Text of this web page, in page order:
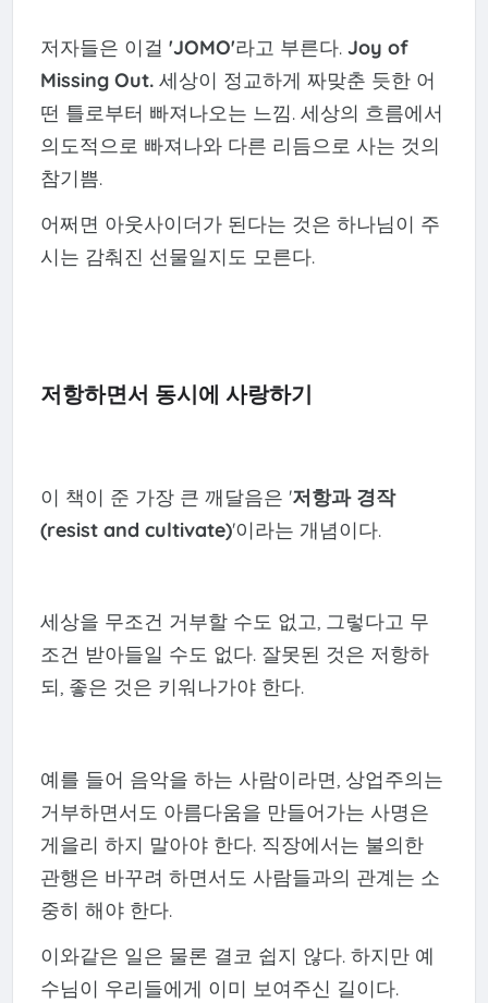
저자들은 이걸 'JOMO'라고 부른다. Joy of
Missing Out.세상이 정교하게 짜맞춘 듯한 어
떤 틀로부터 빠져나오는 느낌. 세상의 흐름에서
의도적으로 빠져나와 다른 리듬으로 사는 것의
참기쁨.
어쩌면 아웃사이더가 된다는 것은 하나님이 주
시는 감춰진 선물일지도 모른다.
저항하면서 동시에 사랑하기
이 책이 준 가장 큰 깨달음은 '저항과 경작
(resist and cultivate)'이라는 개념이다.
세상을 무조건 거부할 수도 없고, 그렇다고 무
조건 받아들일 수도 없다. 잘못된 것은 저항하
되, 좋은 것은 키워나가야 한다.
예를 들어 음악을 하는 사람이라면, 상업주의는
거부하면서도 아름다움을 만들어가는 사명은
게을리 하지 말아야 한다. 직장에서는 불의한
관행은 바꾸려 하면서도 사람들과의 관계는 소
중히 해야 한다.
이와같은 일은 물론 결코 쉽지 않다. 하지만 예
수님이 우리들에게 이미 보여주신 길이다.